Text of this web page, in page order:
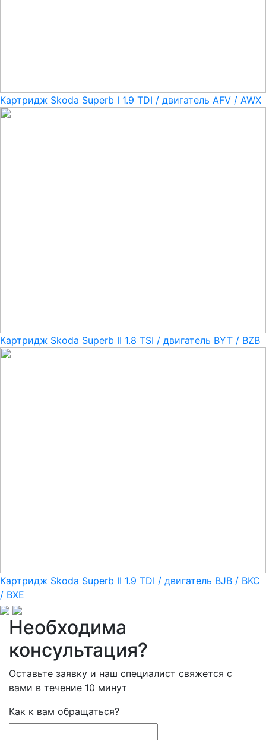
Картридж Skoda Superb I 1.9 TDI / двигатель AFV / AWX
Картридж Skoda Superb II 1.8 TSI / двигатель BYT / BZB
Картридж Skoda Superb II 1.9 TDI / двигатель BJB / BKC
/ BXE
Необходима
консультация?
Оставьте заявку и наш специалист свяжется с
вами в течение 10 минут
Как к вам обращаться?